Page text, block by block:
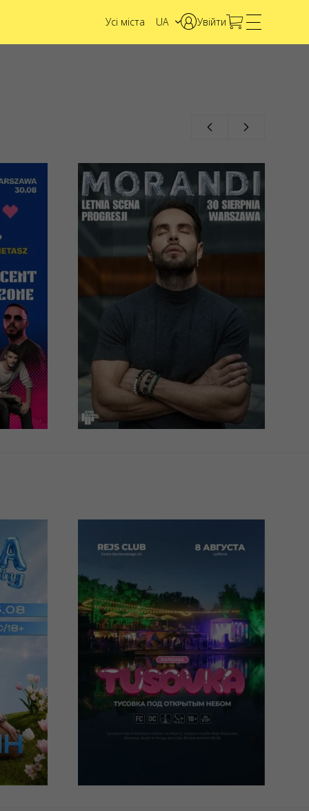
Усі міста
UA Увійти
20/09/202618:00
«Perły Opery» -
Najpiękniejsze
arie
100 - 120 PLN
КУПИТИ
08/08/2026 22:00
TUSOVKA OPEN
AIR - ВАРШАВА |
REJS CLUB
Warszawa, Klub Rejs
60 PLN